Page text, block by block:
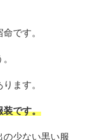
です。
ます。
装です。
少ない黒い服